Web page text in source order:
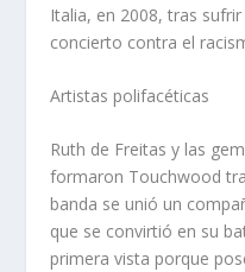
Italia, en 2008, tras
concierto contra el
Artistas polifacéticas
Ruth de Freitas y las
formaron Touchwood
banda se unió un
que se convirtió en su
primera vista porque